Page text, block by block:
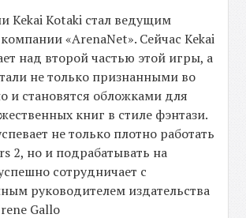
Kekai Kotaki стал ведущим
«ArenaNet». Сейчас Kekai
над второй частью этой игры, а
не только признанными во
и становятся обложками для
книг в стиле фэнтази.
не только плотно работать
2, но и подрабатывать на
сотрудничает с
руководителем издательства
Gallo